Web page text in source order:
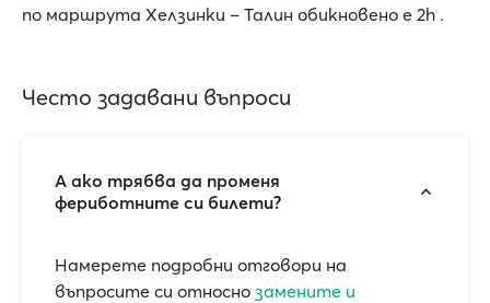
по маршрута Хелзинки – Талин обикновено e 2h .
Често задавани въпроси
А ако трябва да променя
фериботните си билети?
Намерете подробни отговори на
въпросите си относно замените и